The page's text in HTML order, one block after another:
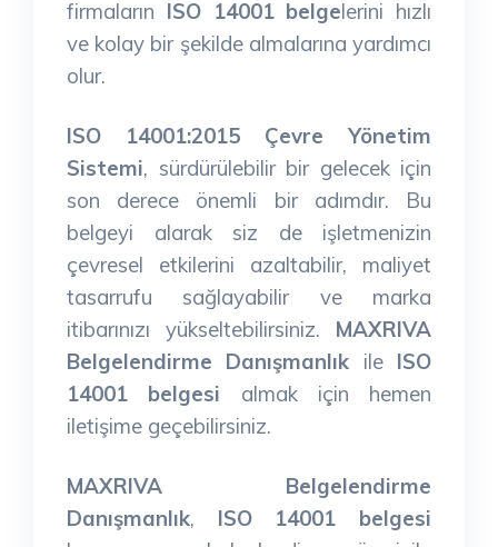
firmaların ISO 14001 belgelerini hızlı
ve kolay bir şekilde almalarına yardımcı
olur.
ISO 14001:2015 Çevre Yönetim
Sistemi, sürdürülebilir bir gelecek için
son derece önemli bir adımdır. Bu
belgeyi alarak siz de işletmenizin
çevresel etkilerini azaltabilir, maliyet
tasarrufu sağlayabilir ve marka
itibarınızı yükseltebilirsiniz. MAXRIVA
Belgelendirme Danışmanlık ile ISO
14001 belgesi almak için hemen
iletişime geçebilirsiniz.
MAXRIVA Belgelendirme
Danışmanlık, ISO 14001 belgesi